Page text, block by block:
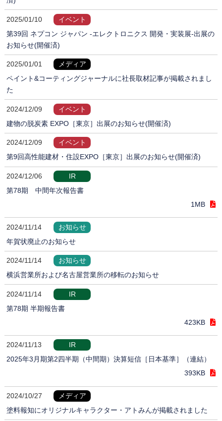
2025/01/10
イベント
第39回 ネプコン ジャパン -エレクトロニクス 開発・実装展-出展の
お知らせ(開催済)
2025/01/01
メディア
ペイント&コーティングジャーナルに社長取材記事が掲載されまし
た
2024/12/09
イベント
建物の脱炭素 EXPO［東京］出展のお知らせ(開催済)
2024/12/09
イベント
第9回高性能建材・住設EXPO［東京］出展のお知らせ(開催済)
2024/12/06
IR
第78期 中間年次報告書
1MB
2024/11/14
お知らせ
年賀状廃止のお知らせ
2024/11/14
お知らせ
横浜営業所および名古屋営業所の移転のお知らせ
2024/11/14
IR
第78期 半期報告書
423KB
2024/11/13
IR
2025年3月期第2四半期（中間期）決算短信［日本基準］（連結）
393KB
2024/10/27
メディア
塗料報知にオリジナルキャラクター・アトみんが掲載されました